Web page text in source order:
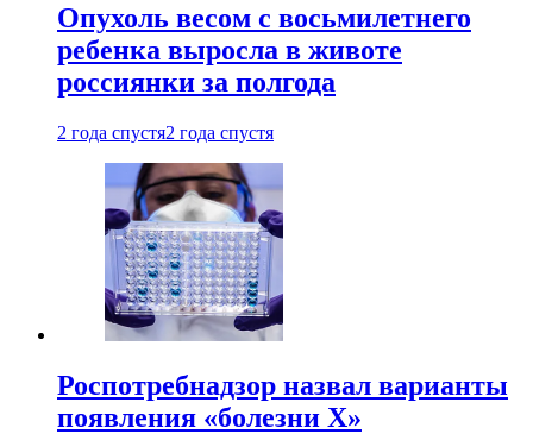
Опухоль весом с восьмилетнего
ребенка выросла в животе
россиянки за полгода
2 года спустя2 года спустя
Роспотребнадзор назвал варианты
появления «болезни Х»